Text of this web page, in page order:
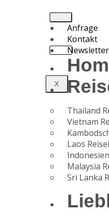
Anfrage
Kontakt
Newsletter
X
Thailand
Vietnam
Laos
Malaysia
Sri Lanka